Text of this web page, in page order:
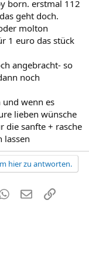
born. erstmal 112
geht doch.
molton
1 euro das stück
angebracht- so
noch
wenn es
lieben wünsche
die sanfte + rasche
lassen
hier zu antworten.
WhatsApp
E-MailLink